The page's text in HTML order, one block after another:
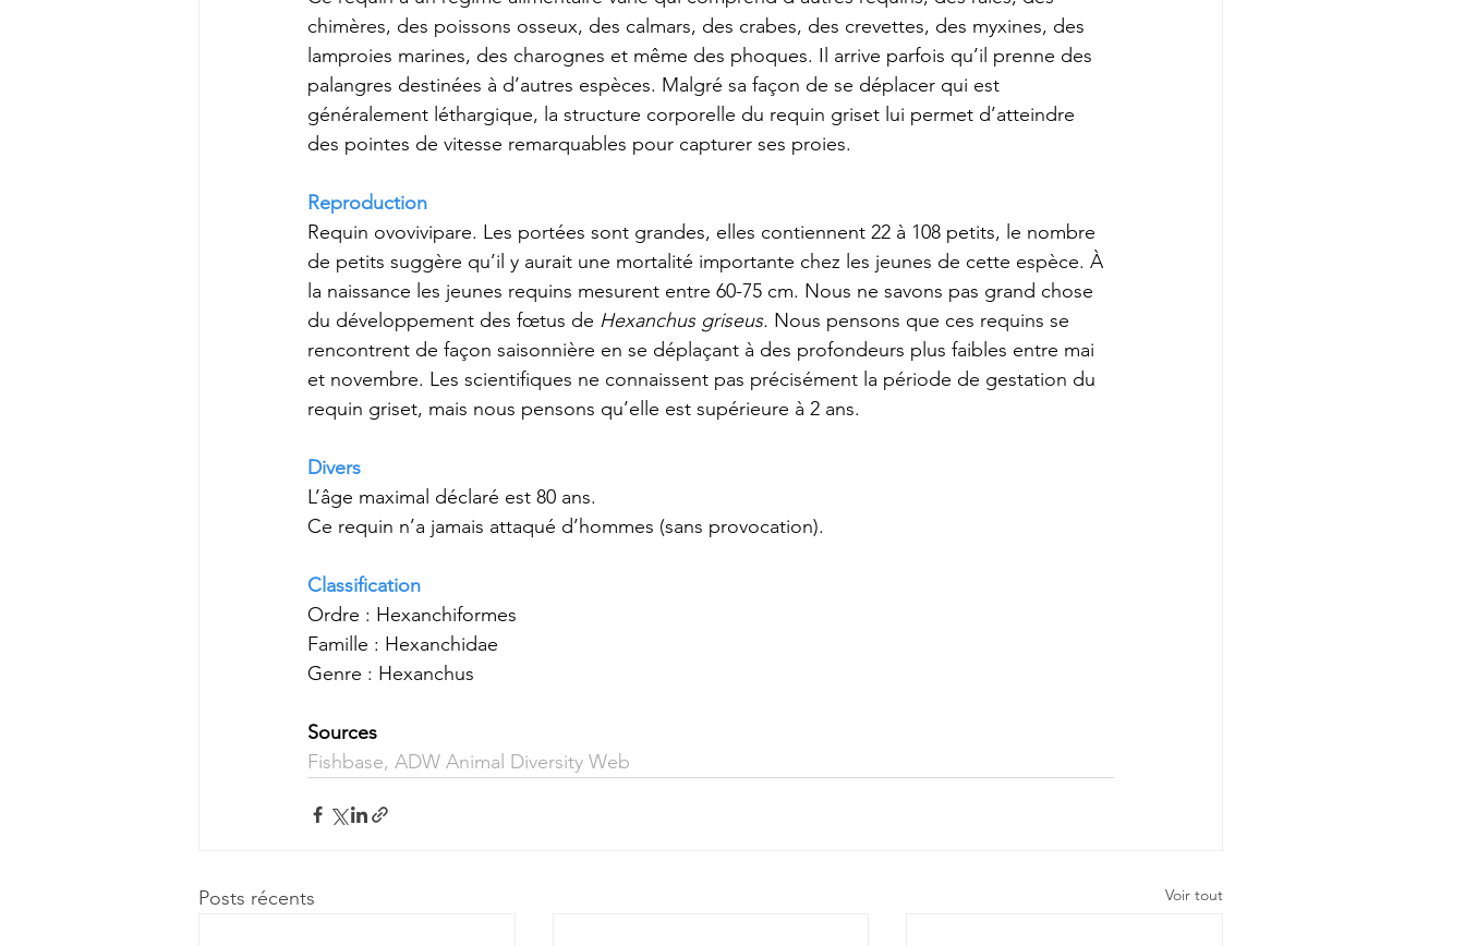
chimères, des poissons osseux, des calmars, des crabes, des crevettes, des myxines, des
lamproies marines, des charognes et même des phoques. Il arrive parfois qu’il prenne des
palangres destinées à d’autres espèces. Malgré sa façon de se déplacer qui est
généralement léthargique, la structure corporelle du requin griset lui permet d’atteindre
des pointes de vitesse remarquables pour capturer ses proies.
Reproduction
Requin ovovivipare. Les portées sont grandes, elles contiennent 22 à 108 petits, le nombre
de petits suggère qu’il y aurait une mortalité importante chez les jeunes de cette espèce. À
la naissance les jeunes requins mesurent entre 60-75 cm. Nous ne savons pas grand chose
du développement des fœtus de Hexanchus griseus. Nous pensons que ces requins se
rencontrent de façon saisonnière en se déplaçant à des profondeurs plus faibles entre mai
et novembre. Les scientifiques ne connaissent pas précisément la période de gestation du
requin griset, mais nous pensons qu’elle est supérieure à 2 ans.
Divers
L’âge maximal déclaré est 80 ans.
Ce requin n’a jamais attaqué d’hommes (sans provocation).
Classification
Ordre : Hexanchiformes
Famille : Hexanchidae
Genre : Hexanchus
Sources
Fishbase, ADW Animal Diversity Web
Posts récents Voir tout